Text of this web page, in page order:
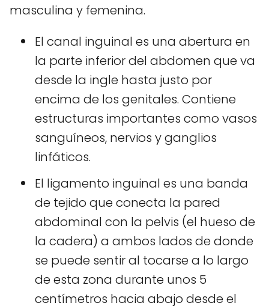
masculina y femenina.
El canal inguinal es una abertura en
la parte inferior del abdomen que va
desde la ingle hasta justo por
encima de los genitales. Contiene
estructuras importantes como vasos
sanguíneos, nervios y ganglios
linfáticos.
El ligamento inguinal es una banda
de tejido que conecta la pared
abdominal con la pelvis (el hueso de
la cadera) a ambos lados de donde
se puede sentir al tocarse a lo largo
de esta zona durante unos 5
centímetros hacia abajo desde el